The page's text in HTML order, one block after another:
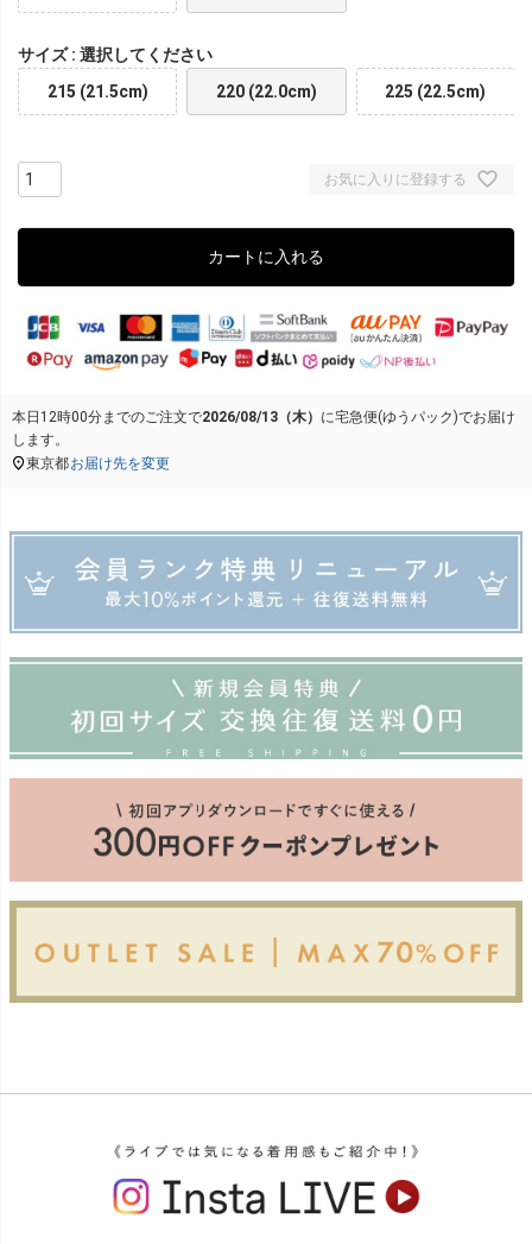
サイズ
選択してください
215 (21.5cm)
220 (22.0cm) 225 (22.5cm)
お気に入りに登録する
カートに入れる
本日 12時00分までのご注文で2026/08/13（木） に宅急便(ゆうパック)でお届け
します。
東京都お届け先を変更